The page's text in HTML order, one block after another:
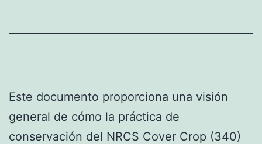
Este documento proporciona una visión
general de cómo la práctica de
conservación del NRCS Cover Crop (340)